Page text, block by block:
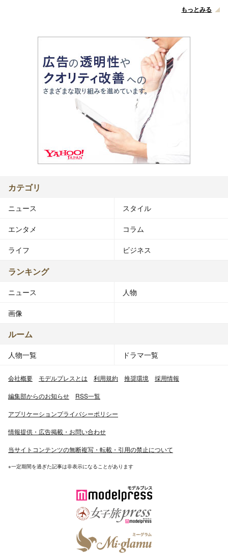
もっとみる
カテゴリ
ニュース スタイル
エンタメ コラム
ライフ ビジネス
ランキング
ニュース 人物
画像
ルーム
人物一覧 ドラマ一覧
会社概要 モデルプレスとは 利用規約 推奨環境 採用情報
編集部からのお知らせ RSS一覧
アプリケーションプライバシーポリシー
情報提供・広告掲載・お問い合わせ
当サイトコンテンツの無断複写・転載・引用の禁止について
※一定期間を過ぎた記事は非表示になることがあります